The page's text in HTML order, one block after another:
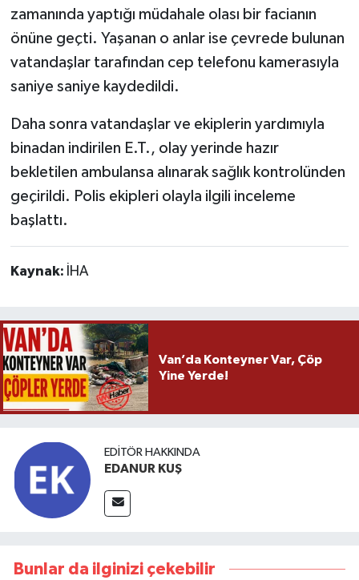
zamanında yaptığı müdahale olası bir facianın
önüne geçti. Yaşanan o anlar ise çevrede bulunan
vatandaşlar tarafından cep telefonu kamerasıyla
saniye saniye kaydedildi.
Daha sonra vatandaşlar ve ekiplerin yardımıyla
binadan indirilen E.T., olay yerinde hazır
bekletilen ambulansa alınarak sağlık kontrolünden
geçirildi. Polis ekipleri olayla ilgili inceleme
başlattı.
Kaynak: İHA
Van’da Konteyner Var, Çöp
Yine Yerde!
EDITÖR HAKKINDA
EDANUR KUŞ
Bunlar da ilginizi çekebilir